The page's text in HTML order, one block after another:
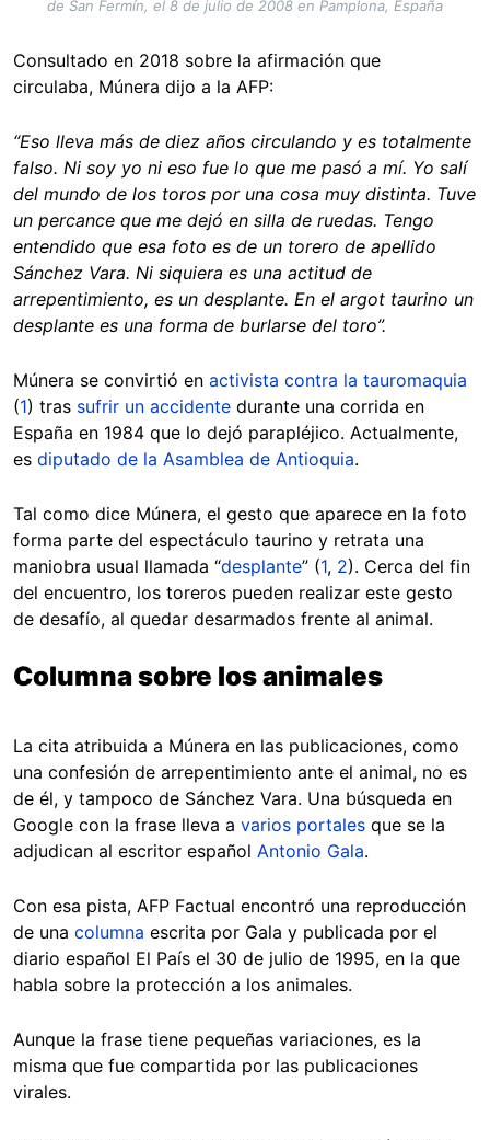
de San Fermín, el 8 de julio de 2008 en Pamplona, España
Consultado en 2018 sobre la afirmación que
circulaba, Múnera dijo a la AFP:
“Eso lleva más de diez años circulando y es totalmente
falso. Ni soy yo ni eso fue lo que me pasó a mí. Yo salí
del mundo de los toros por una cosa muy distinta. Tuve
un percance que me dejó en silla de ruedas. Tengo
entendido que esa foto es de un torero de apellido
Sánchez Vara. Ni siquiera es una actitud de
arrepentimiento, es un desplante. En el argot taurino un
desplante es una forma de burlarse del toro”.
Múnera se convirtió en activista contra la tauromaquia
(1) tras sufrir un accidente durante una corrida en
España en 1984 que lo dejó parapléjico. Actualmente,
es diputado de la Asamblea de Antioquia.
Tal como dice Múnera, el gesto que aparece en la foto
forma parte del espectáculo taurino y retrata una
maniobra usual llamada “desplante” (1, 2). Cerca del fin
del encuentro, los toreros pueden realizar este gesto
de desafío, al quedar desarmados frente al animal.
Columna sobre los animales
La cita atribuida a Múnera en las publicaciones, como
una confesión de arrepentimiento ante el animal, no es
de él, y tampoco de Sánchez Vara. Una búsqueda en
Google con la frase lleva a varios portales que se la
adjudican al escritor español Antonio Gala.
Con esa pista, AFP Factual encontró una reproducción
de una columna escrita por Gala y publicada por el
diario español El País el 30 de julio de 1995, en la que
habla sobre la protección a los animales.
Aunque la frase tiene pequeñas variaciones, es la
misma que fue compartida por las publicaciones
virales.